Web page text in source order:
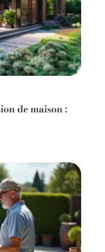
de maison :